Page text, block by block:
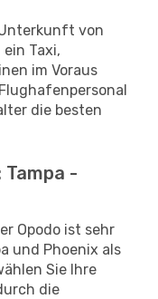
von
Taxi,
im Voraus
die besten
Tampa -
Opodo ist sehr
und Phoenix als
Sie Ihre
die